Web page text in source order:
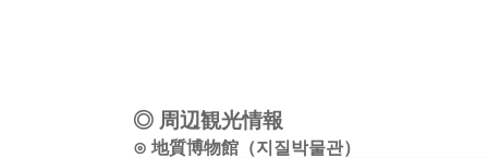
◎ 周辺観光情報
⊙ 地質博物館（지질박물관）